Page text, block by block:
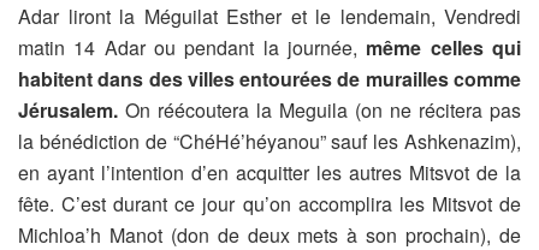
Adar liront la Méguilat Esther et le lendemain, Vendredi
matin 14 Adar ou pendant la journée, même celles qui
habitent dans des villes entourées de murailles comme
Jérusalem. On réécoutera la Meguila (on ne récitera pas
la bénédiction de “ChéHé’héyanou” sauf les Ashkenazim),
en ayant l’intention d’en acquitter les autres Mitsvot de la
fête. C’est durant ce jour qu’on accomplira les Mitsvot de
Michloa’h Manot (don de deux mets à son prochain), de